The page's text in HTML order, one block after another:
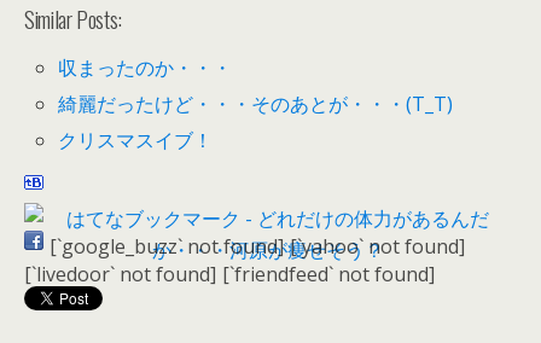
Similar Posts:
収まったのか・・・
綺麗だったけど・・・そのあとが・・・(T_T)
クリスマスイブ！
[`google_buzz` not found] [`yahoo` not found]
[`livedoor` not found] [`friendfeed` not found]